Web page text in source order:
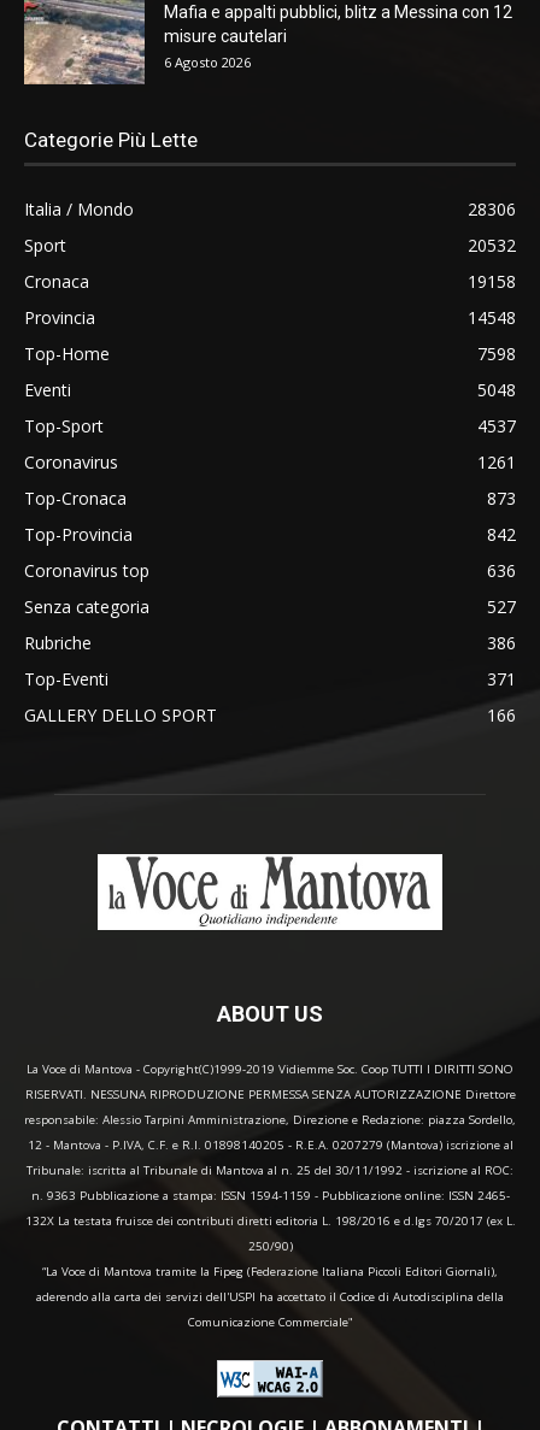
Mafia e appalti pubblici, blitz a Messina con 12
misure cautelari
6 Agosto 2026
Categorie Più Lette
Italia / Mondo
28306
Sport
20532
Cronaca
19158
Provincia
14548
Top-Home
7598
Eventi
5048
Top-Sport
4537
Coronavirus
1261
Top-Cronaca
873
Top-Provincia
842
Coronavirus top
636
Senza categoria
527
Rubriche
386
Top-Eventi
371
GALLERY DELLO SPORT
166
ABOUT US
La Voce di Mantova - Copyright(C)1999-2019 Vidiemme Soc. Coop TUTTI I DIRITTI SONO
RISERVATI. NESSUNA RIPRODUZIONE PERMESSA SENZA AUTORIZZAZIONE Direttore
responsabile: Alessio Tarpini Amministrazione, Direzione e Redazione: piazza Sordello,
12 - Mantova - P.IVA, C.F. e R.I. 01898140205 - R.E.A. 0207279 (Mantova) iscrizione al
Tribunale: iscritta al Tribunale di Mantova al n. 25 del 30/11/1992 - iscrizione al ROC:
n. 9363 Pubblicazione a stampa: ISSN 1594-1159 - Pubblicazione online: ISSN 2465-
132X La testata fruisce dei contributi diretti editoria L. 198/2016 e d.lgs 70/2017 (ex L.
250/90)
“La Voce di Mantova tramite la Fipeg (Federazione Italiana Piccoli Editori Giornali),
aderendo alla carta dei servizi dell'USPI ha accettato il Codice di Autodisciplina della
Comunicazione Commerciale"